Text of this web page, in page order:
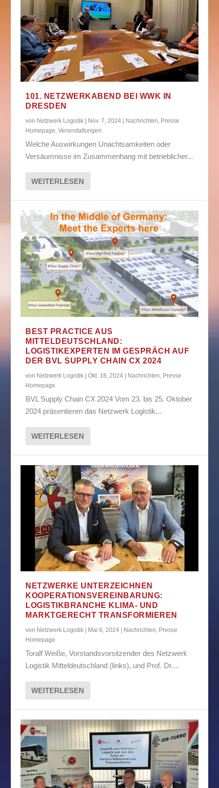
101. NETZWERKABEND BEI WWK IN
DRESDEN
von Netzwerk Logistik | Nov. 7, 2024 | Nachrichten Presse
Homepage ,Veranstaltungen
Welche Auswirkungen Unachtsamkeiten oder
Versäumnisse im Zusammenhang mit betrieblicher...
WEITERLESEN
BEST PRACTICE AUS
MITTELDEUTSCHLAND:
LOGISTIKEXPERTEN IM GESPRÄCH AUF
DER BVL SUPPLY CHAIN CX 2024
von Netzwerk Logistik |Okt. 18, 2024 | Nachrichten Presse
Homepage
BVL Supply Chain CX 2024 Vom 23. bis 25. Oktober
2024 präsentieren das Netzwerk Logistik...
WEITERLESEN
NETZWERKE UNTERZEICHNEN
KOOPERATIONSVEREINBARUNG:
LOGISTIKBRANCHE KLIMA- UND
MARKTGERECHT TRANSFORMIEREN
von Netzwerk Logistik Mai 6, 2024 Nachrichten, Presse
Homepage
Toralf Weiße, Vorstandsvorsitzender des Netzwerk
Logistik Mitteldeutschland (links), und Prof. Dr....
WEITERLESEN